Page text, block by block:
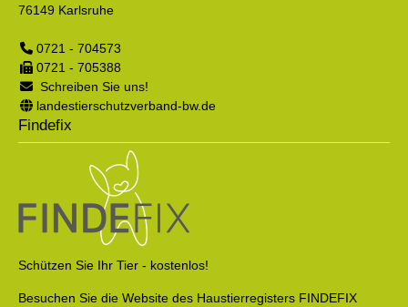
76149 Karlsruhe
0721 - 704573
0721 - 705388
Schreiben Sie uns!
landestierschutzverband-bw.de
Findefix
Schützen Sie Ihr Tier - kostenlos!
Besuchen Sie die Website des Haustierregisters FINDEFIX